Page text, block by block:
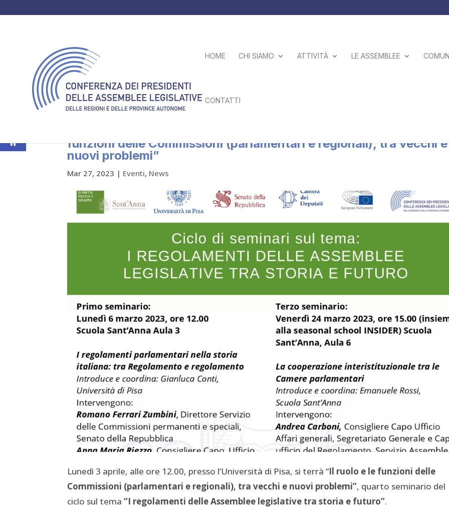
HOME CHI SIAMO ATTIVITÀ LE ASSEMBLEE
CONTATTI
funzioni delle Commissioni (parlamentari e regionali), tra vecchi e
nuovi problemi”
Mar 27, 2023 | Eventi, News
Lunedì 3 aprile, alle ore 12.00, presso l’Università di Pisa, si terrà “Il ruolo e le funzioni delle
Commissioni (parlamentari e regionali), tra vecchi e nuovi problemi”, quarto seminario del
ciclo sul tema“I regolamenti delle Assemblee legislative tra storia e futuro”.